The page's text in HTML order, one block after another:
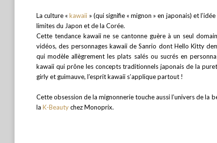
La culture «kawaii » (qui signifie « mignon » en japonais) et
limites du Japon et de la Corée.
Cette tendance kawaii ne se cantonne guère à un seul
vidéos, des personnages kawaii de Sanrio dont Hello Kitty
qui modèle allègrement les plats salés ou sucrés en
kawaii qui prône les concepts traditionnels japonais de la
girly et guimauve, l’esprit kawaii s’applique partout !
Cette obsession de la mignonnerie touche aussi l’univers de la
la K-Beautychez Monoprix.